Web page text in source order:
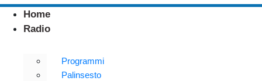
Home
Radio
Programmi
Palinsesto